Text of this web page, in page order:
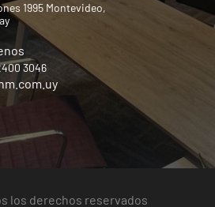
1995 Montevideo,
3046
los derechos reservados